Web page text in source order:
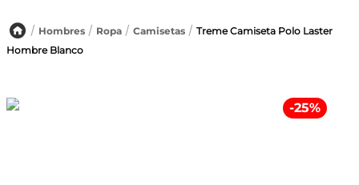
Hombres Ropa Camisetas
Treme Camiseta Polo Laster
Hombre Blanco
-25%